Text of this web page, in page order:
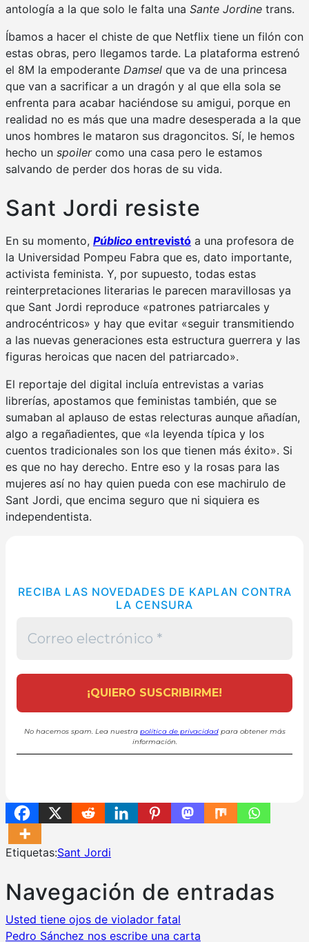
antología a la que solo le falta una Sante Jordine trans.
Íbamos a hacer el chiste de que Netflix tiene un filón con
estas obras, pero llegamos tarde. La plataforma estrenó
el 8M la empoderante Damsel que va de una princesa
que van a sacrificar a un dragón y al que ella sola se
enfrenta para acabar haciéndose su amigui, porque en
realidad no es más que una madre desesperada a la que
unos hombres le mataron sus dragoncitos. Sí, le hemos
hecho un spoilercomo una casa pero le estamos
salvando de perder dos horas de su vida.
Sant Jordi resiste
En su momento, Público entrevistó a una profesora de
la Universidad Pompeu Fabra que es, dato importante,
activista feminista. Y, por supuesto, todas estas
reinterpretaciones literarias le parecen maravillosas ya
que Sant Jordi reproduce «patrones patriarcales y
androcéntricos» y hay que evitar «seguir transmitiendo
a las nuevas generaciones esta estructura guerrera y las
figuras heroicas que nacen del patriarcado».
El reportaje del digital incluía entrevistas a varias
librerías, apostamos que feministas también, que se
sumaban al aplauso de estas relecturas aunque añadían,
algo a regañadientes, que «la leyenda típica y los
cuentos tradicionales son los que tienen más éxito». Si
es que no hay derecho. Entre eso y la rosas para las
mujeres así no hay quien pueda con ese machirulo de
Sant Jordi, que encima seguro que ni siquiera es
independentista.
RECIBA LAS NOVEDADES DE KAPLAN CONTRA
LA CENSURA
No hacemos spam. Lea nuestra política de privacidadpara obtener más
información.
Etiquetas:Sant Jordi
Navegación de entradas
Usted tiene ojos de violador fatal
Pedro Sánchez nos escribe una carta